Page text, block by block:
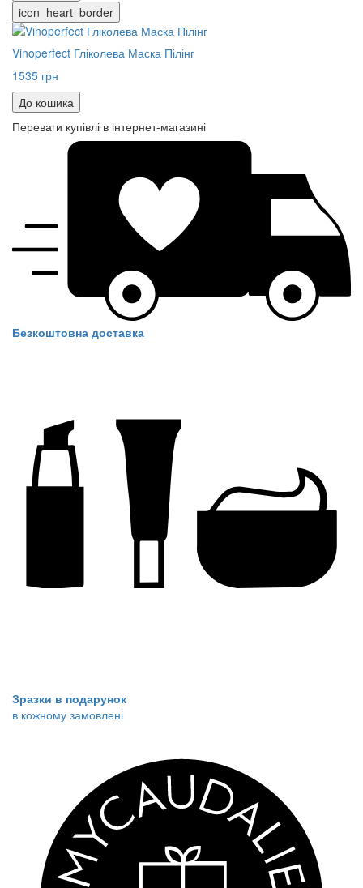
icon_heart_border
Vinoperfect Гліколева Маска Пілінг
1535 грн
До кошика
Переваги купівлі в інтернет-магазині
Безкоштовна доставка
Зразки в подарунок
в кожному замовлені